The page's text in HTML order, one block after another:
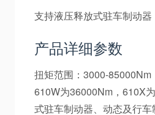
支持液压释放式驻车制动
产品详细参数
扭矩范围：3000-
610W为36000Nm，610X
式驻车制动器、动态及行车